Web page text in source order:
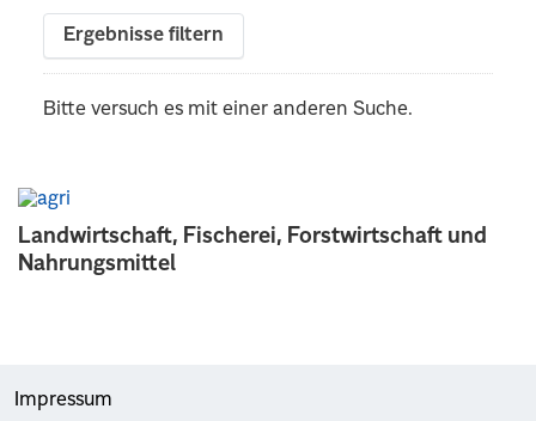
Landwirtschaft, Fischerei, Forstwirtschaft und
Nahrungsmittel
Ergebnisse filtern
Bitte versuch es mit einer anderen Suche.
Impressum